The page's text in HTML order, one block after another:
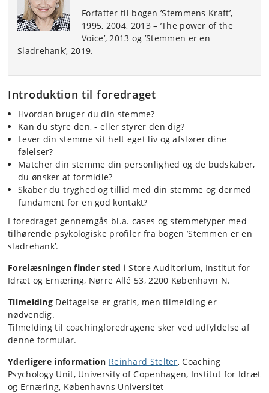
Forfatter til bogen ’Stemmens Kraft’,
1995, 2004, 2013 – ’The power of the
Voice’, 2013 og ’Stemmen er en
Sladrehank’, 2019.
Introduktion til foredraget
Hvordan bruger du din stemme?
Kan du styre den, - eller styrer den dig?
Lever din stemme sit helt eget liv og afslører dine
følelser?
Matcher din stemme din personlighed og de budskaber,
du ønsker at formidle?
Skaber du tryghed og tillid med din stemme og dermed
fundament for en god kontakt?
I foredraget gennemgås bl.a. cases og stemmetyper med
tilhørende psykologiske profiler fra bogen ’Stemmen er en
sladrehank’.
Forelæsningen finder sted i Store Auditorium, Institut for
Idræt og Ernæring, Nørre Allé 53, 2200 København N.
Tilmelding Deltagelse er gratis, men tilmelding er
nødvendig.
Tilmelding til coachingforedragene sker ved udfyldelse af
denne formular.
Yderligere information Reinhard Stelter, Coaching
Psychology Unit, University of Copenhagen, Institut for Idræt
og Ernæring, Københavns Universitet